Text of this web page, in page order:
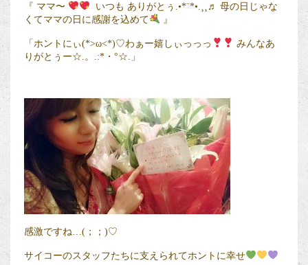
『 ママ〜
いつも ありがとぅ.•*¨*•.¸¸♬ 母の日じゃな
くてママの日に感謝を込めて
』
「ホントにぃ(*>ω<*)♡わぁー嬉しぃっっっ
みんなあ
りがとぅー☆.。.:*・°☆.」
感激ですね…(；；)♡
サイコーのスタッフたちに支えられてホントに幸せ